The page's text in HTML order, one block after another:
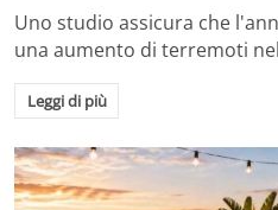
Uno studio assicura che
una aumento di terremoti
Leggi di più